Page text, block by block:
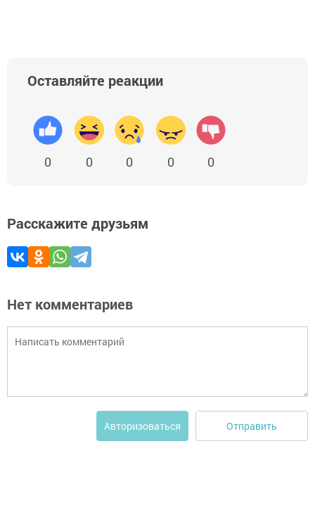
Оставляйте реакции
0 0 0 0 0
Расскажите друзьям
Нет комментариев
Авторизоваться Отправить